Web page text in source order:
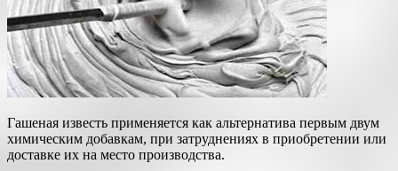
Гашеная известь применяется как альтернатива первым двум
химическим добавкам, при затруднениях в приобретении или
доставке их на место производства.